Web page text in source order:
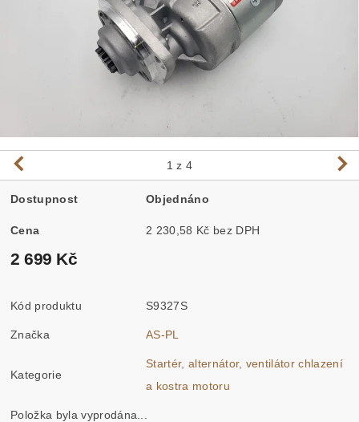
1 z 4
Dostupnost Objednáno
Cena 2 230,58 Kč bez DPH
2 699 Kč
Kód produktu S9327S
Značka AS-PL
Kategorie
Startér, alternátor, ventilátor chlazení
a kostra motoru
Položka byla vyprodána...